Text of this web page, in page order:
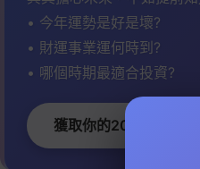
• 今年運勢是好是壞?
• 財運事業運何時到?
• 哪個時期最適合投資?
獲取你的2026指南 →